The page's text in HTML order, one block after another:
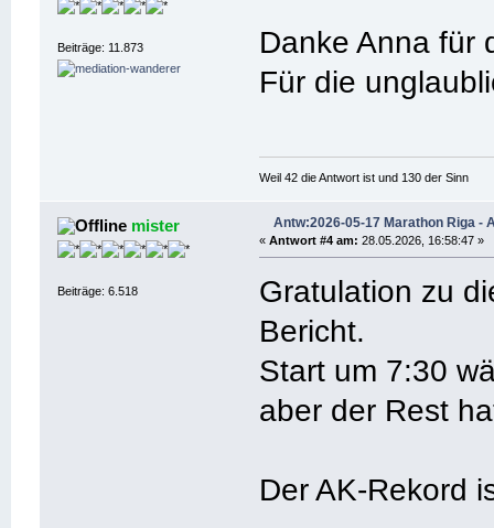
Beiträge: 11.873
Danke Anna
Für die
Weil 42 die Antwort ist und 130 der Sinn
mister
Beiträge: 6.518
Antw:2026-05-17 Marathon Riga -
«Antwort #4 am: 28.05.2026, 16:58:47 »
Gratulation zu
Bericht.
Start um 7:30
aber der Rest
Der AK-Rekord